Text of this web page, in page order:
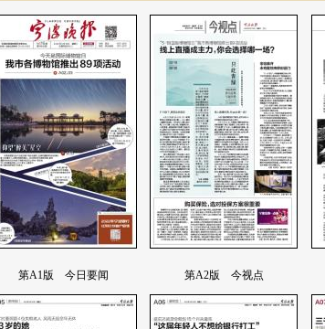
第A1版 今日要闻 第A2版 今视点